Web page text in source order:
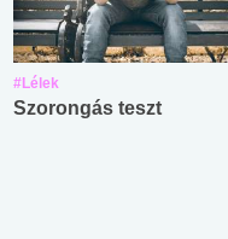
#Lélek
Szorongás teszt